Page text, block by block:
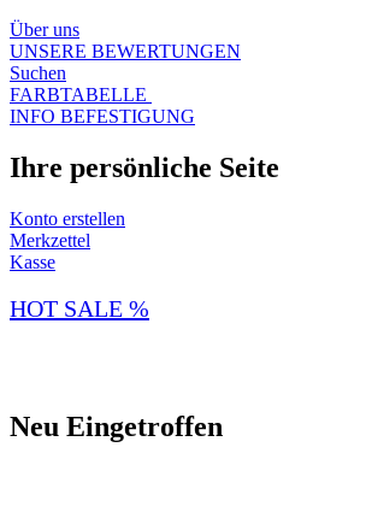
Über uns​
UNSERE BEWERTUNGEN
Suchen
FARBTABELLE
INFO BEFESTIGUNG
Ihre persönliche Seite
Konto erstellen
Merkzettel
Kasse
HOT SALE %
Neu Eingetroffen